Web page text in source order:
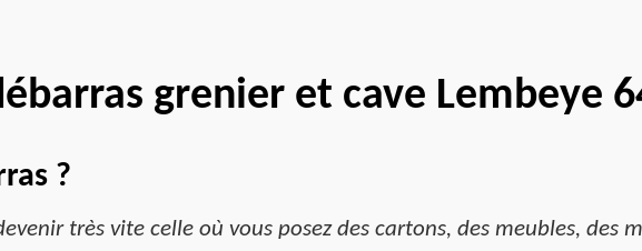
grenier et cave Lembeye
?
très vite celle où vous posez des cartons, des meubles, des